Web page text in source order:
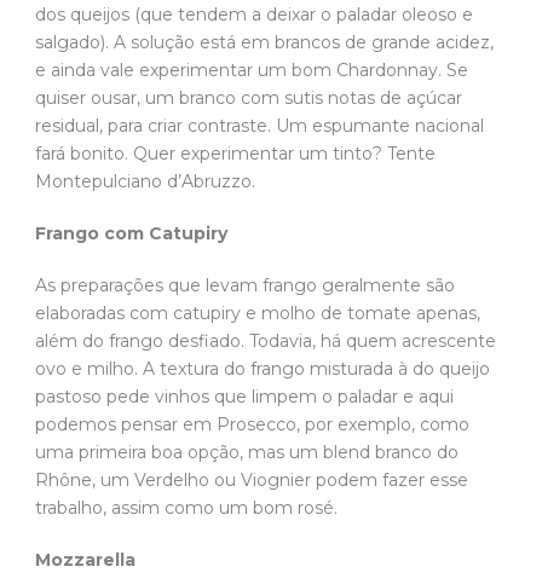
dos queijos (que tendem a deixar o paladar oleoso e
salgado). A solução está em brancos de grande acidez,
e ainda vale experimentar um bom Chardonnay. Se
quiser ousar, um branco com sutis notas de açúcar
residual, para criar contraste. Um espumante nacional
fará bonito. Quer experimentar um tinto? Tente
Montepulciano d’Abruzzo.
Frango com Catupiry
As preparações que levam frango geralmente são
elaboradas com catupiry e molho de tomate apenas,
além do frango desfiado. Todavia, há quem acrescente
ovo e milho. A textura do frango misturada à do queijo
pastoso pede vinhos que limpem o paladar e aqui
podemos pensar em Prosecco, por exemplo, como
uma primeira boa opção, mas um blend branco do
Rhône, um Verdelho ou Viognier podem fazer esse
trabalho, assim como um bom rosé.
Mozzarella